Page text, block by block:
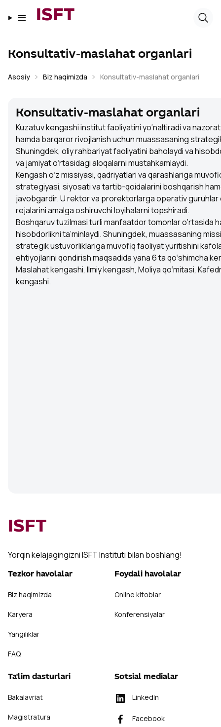
ISFT
Konsultativ-maslahat organlari
Asosiy Biz haqimizda Konsultativ-maslahat organlari
Konsultativ-maslahat organlari
Kuzatuv kengashi institut faoliyatini yo‘naltiradi va
hamda barqaror rivojlanish uchun muassasaning
Shuningdek, oliy rahbariyat faoliyatini baholaydi va
va jamiyat o‘rtasidagi aloqalarni mustahkamlaydi.
Kengash o‘z missiyasi, qadriyatlari va qarashlariga
strategiyasi, siyosati va tartib-qoidalarini boshqarish
javobgardir. U rektor va prorektorlarga operativ
rejalarini amalga oshiruvchi loyihalarni topshiradi.
Boshqaruv tuzilmasi turli manfaatdor tomonlar o‘rtasida
hisobdorlikni ta’minlaydi. Shuningdek, muassasaning
strategik ustuvorliklariga muvofiq faoliyat yuritishini
ehtiyojlarini qondirish maqsadida yana 6 ta qo‘shimcha
Maslahat kengashi, Ilmiy kengash, Moliya qo‘mitasi,
kengashi.
ISFT
Yorqin kelajagingizni ISFT Instituti bilan boshlang!
Tezkor havolalar
Biz haqimizda
Karyera
Yangiliklar
FAQ
Foydali havolalar
Online kitoblar
Konferensiyalar
Ta'lim dasturlari
Bakalavriat
Magistratura
Sotsial medialar
LinkedIn
Facebook